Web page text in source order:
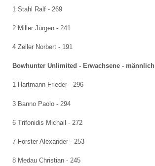
1 Stahl Ralf - 269
2 Miller Jürgen - 241
4 Zeller Norbert - 191
Bowhunter Unlimited - Erwachsene - männlich
1 Hartmann Frieder - 296
3 Banno Paolo - 294
6 Trifonidis Michail - 272
7 Forster Alexander - 253
8 Medau Christian - 245